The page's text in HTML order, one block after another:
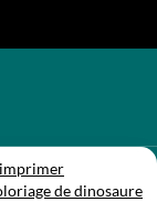
de dinosaure